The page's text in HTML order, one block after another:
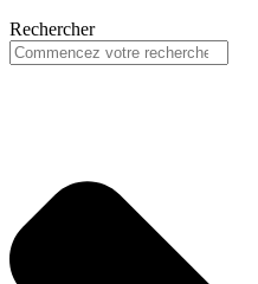
Rechercher